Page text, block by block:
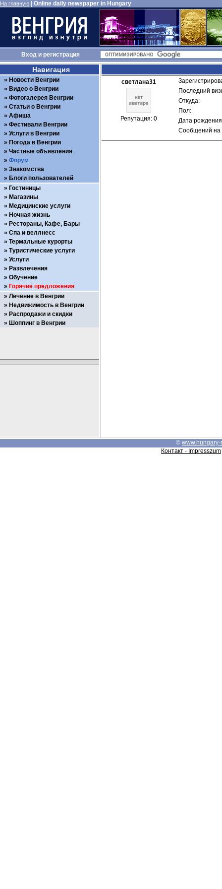
На главную Online daily newspaper in Hungary
Входи регистрация
светлана31
Репутация: 0
Последний
Откуда:
Пол:
Дата
Сообщений на
Навигация
Новости Венгрии
Видео о Венгрии
Фотогалерея Венгрии
Статьи о Венгрии
Афиша
Фестивали Венгрии
Услуги в Венгрии
Погода в Венгрии
Частные объявления
Форум
Знакомства
Блоги пользователей
Гостиницы
Магазины
Медицинские услуги
Ночная жизнь
Рестораны, Кафе, Бары
Спа и веллнесс
Термальные курорты
Туристические услуги
Услуги
Развлечения
Обучение
Горячие предложения
Лечение в Венгрии
Недвижимость в Венгрии
Распродажи и скидки
Шоппинг в Венгрии
© www.hungary-
Контакт - Impresszum